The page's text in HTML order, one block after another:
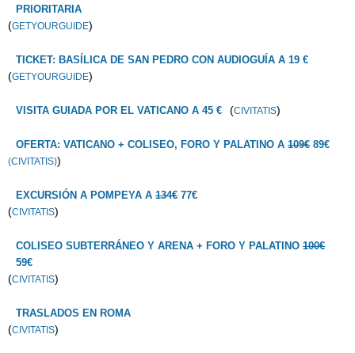
PRIORITARIA
(GETYOURGUIDE)
TICKET: BASÍLICA DE SAN PEDRO CON AUDIOGUÍA A 19 €
(GETYOURGUIDE)
VISITA GUIADA POR EL VATICANO A 45 € (CIVITATIS)
OFERTA: VATICANO + COLISEO, FORO Y PALATINO A 109€ 89€
(CIVITATIS))
EXCURSIÓN A POMPEYA A 134€ 77€
(CIVITATIS)
COLISEO SUBTERRÁNEO Y ARENA + FORO Y PALATINO 100€
59€
(CIVITATIS)
TRASLADOS EN ROMA
(CIVITATIS)